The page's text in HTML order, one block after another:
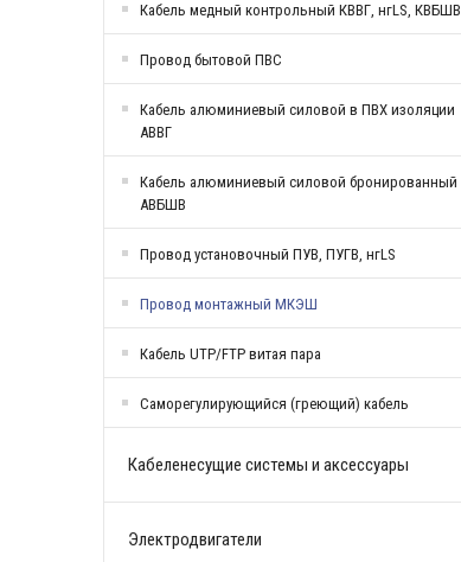
Кабель медный контрольный КВВГ, нгLS, КВБШВ
Провод бытовой ПВС
Кабель алюминиевый силовой в ПВХ изоляции
АВВГ
Кабель алюминиевый силовой бронированный
АВБШВ
Провод установочный ПУВ, ПУГВ, нгLS
Провод монтажный МКЭШ
Кабель UTP/FTP витая пара
Саморегулирующийся (греющий) кабель
Кабеленесущие системы и аксессуары
Электродвигатели